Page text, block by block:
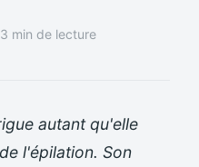
3 min de lecture
autant qu'elle
l'épilation. Son